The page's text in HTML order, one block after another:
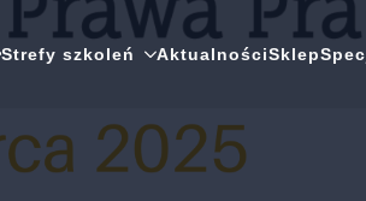
Strefy szkoleń AktualnościSklep